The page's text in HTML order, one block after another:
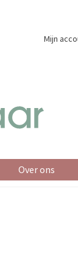
Mijn
Over ons